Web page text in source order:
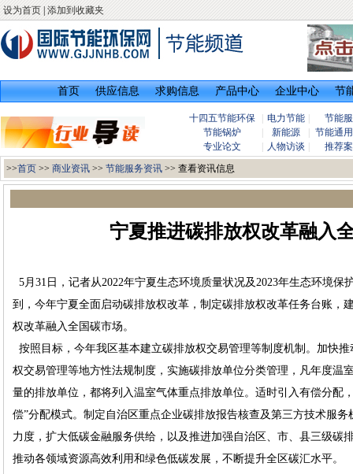
设为首页 添加到收藏夹
首页 供应信息 求购信息 产品中心 企业中心 节
十四五节能环保 电力节能
节能
节能锅炉
新能源
节能通
专业论文
人物访谈
推荐
>>首页>> 商业资讯>> 节能服务资讯>> 查看资讯信息
宁夏推进碳排放权改革融入
5月31日，记者从2022年宁夏生态环境质量状况及2023年生态环境保
到，今年宁夏全面启动碳排放权改革，制定碳排放权改革任务台账，
权改革融入全国碳市场。
按照目标，今年我区基本建立碳排放权交易管理等制度机制。加快
权交易管理等地方性法规制度，实施碳排放单位分类管理，凡年度温
量的排放单位，都将列入温室气体重点排放单位。适时引入有偿分配
偿”分配模式。制定自治区重点企业碳排放报告核查及第三方技术服
力度，扩大低碳金融服务供给，以及推进加强自治区、市、县三级碳
推动各领域资源高效利用和绿色低碳发展，不断提升全区碳汇水平。